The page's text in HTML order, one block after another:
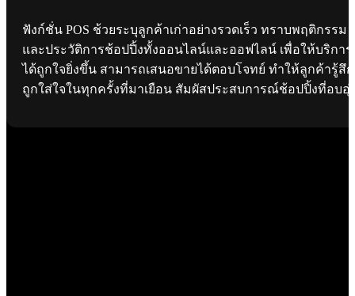
ฟังก์ชั่น POS ช้วยระบุลูกค้าเก่าอย่างรวดเร็ว ทราบพฤติกรรม
และประวัติการช้อปปิ้งทั้งออนไลน์และออฟไลน์ เพื่อให้บริการ
ได้ถูกใจยิ่งขึ้น สามารถเสนอขายได้ตอบโจทย์ ทำให้ลูกค้ารู้สึก
ถูกใส่ใจในทุกครั้งที่มาเยือน สัมผัสประสบการณ์ช้อปปิ้งที่อบอุ่